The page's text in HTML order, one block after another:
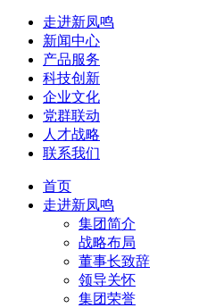
走进新凤鸣
新闻中心
产品服务
科技创新
企业文化
党群联动
人才战略
联系我们
首页
走进新凤鸣
集团简介
战略布局
董事长致辞
领导关怀
集团荣誉